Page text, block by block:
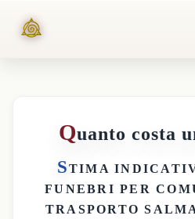
Quanto costa
STIMA
FUNEBRI PER
TRASPORTO